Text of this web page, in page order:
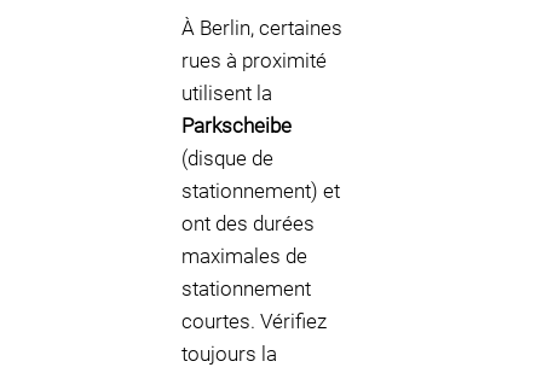
À Berlin, certaines
rues à proximité
utilisent la
Parkscheibe
(disque de
stationnement) et
ont des durées
maximales de
stationnement
courtes. Vérifiez
toujours la